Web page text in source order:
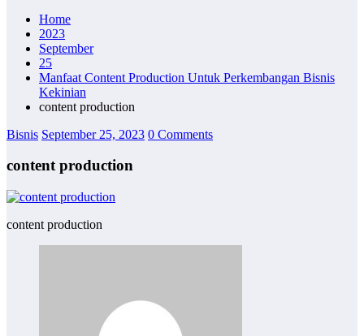
Home
2023
September
25
Manfaat Content Production Untuk Perkembangan Bisnis
Kekinian
content production
Bisnis September 25, 2023 0 Comments
content production
content production